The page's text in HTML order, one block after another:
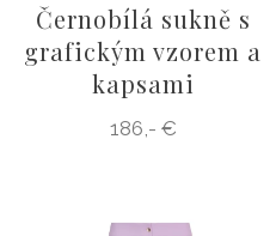
Černobílá sukně s
grafickým vzorem a
kapsami
186,- €